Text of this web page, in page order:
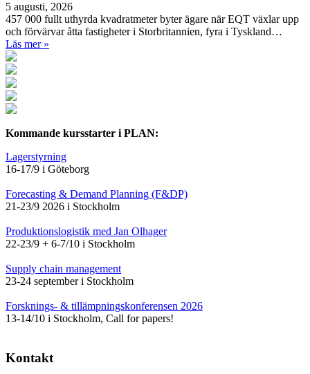
5 augusti, 2026
457 000 fullt uthyrda kvadratmeter byter ägare när EQT växlar upp
och förvärvar åtta fastigheter i Storbritannien, fyra i Tyskland…
Läs mer »
Kommande kursstarter i PLAN:
Lagerstyrning
16-17/9 i Göteborg
Forecasting & Demand Planning (F&DP)
21-23/9 2026 i Stockholm
Produktionslogistik med Jan Olhager
22-23/9 + 6-7/10 i Stockholm
Supply chain management
23-24 september i Stockholm
Forsknings- & tillämpningskonferensen 2026
13-14/10 i Stockholm, Call for papers!
Kontakt